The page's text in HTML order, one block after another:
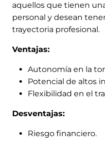
aquellos que tienen
personal y desean
trayectoria profesional.
Ventajas:
Autonomía en la
Potencial de altos
Flexibilidad en el
Desventajas:
Riesgo financiero.